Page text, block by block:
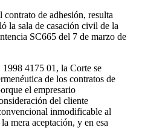
contrato de adhesión, resulta
la sala de casación civil de la
SC665 del 7 de marzo de
4175 01, la Corte se
de los contratos de
el empresario
del cliente
inmodificable al
mera aceptación, y en esa